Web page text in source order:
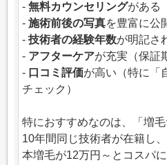
- 無料カウンセリングがある
- 施術前後の写真を豊富に公
- 技術者の経験年数が明記さ
- アフターケアが充実（保証
- 口コミ評価が高い（特に「
チェック）
特におすすめなのは、「増毛
10年間同じ技術者が在籍し
本増毛が12万円～とコスパ